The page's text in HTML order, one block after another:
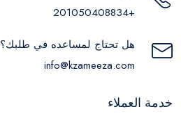
+201050408834
هل تحتاج لمساعده في طلبك؟
info@kzameeza.com
خدمة العملاء